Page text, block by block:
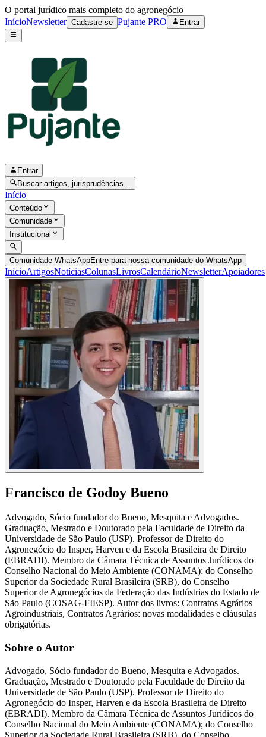
O portal jurídico mais completo do agronegócio
InícioNewsletter Cadastre-se Pujante PRO Entrar
Entrar
Buscar artigos, jurisprudências...
Início
Conteúdo
Comunidade
Institucional
Comunidade WhatsAppEntre para nossa comunidade do WhatsApp
InícioArtigosNotíciasColunasLivrosCalendárioNewsletterApoiadores
Francisco de Godoy Bueno
Advogado, Sócio fundador do Bueno, Mesquita e Advogados.
Graduação, Mestrado e Doutorado pela Faculdade de Direito da
Universidade de São Paulo (USP). Professor de Direito do
Agronegócio do Insper, Harven e da Escola Brasileira de Direito
(EBRADI). Membro da Câmara Técnica de Assuntos Jurídicos do
Conselho Nacional do Meio Ambiente (CONAMA); do Conselho
Superior da Sociedade Rural Brasileira (SRB), do Conselho
Superior de Agronegócios da Federação das Indústrias do Estado de
São Paulo (COSAG-FIESP). Autor dos livros: Contratos Agrários
Agroindustriais, Contratos Agrários: novas modalidades e cláusulas
obrigatórias.
Sobre o Autor
Advogado, Sócio fundador do Bueno, Mesquita e Advogados.
Graduação, Mestrado e Doutorado pela Faculdade de Direito da
Universidade de São Paulo (USP). Professor de Direito do
Agronegócio do Insper, Harven e da Escola Brasileira de Direito
(EBRADI). Membro da Câmara Técnica de Assuntos Jurídicos do
Conselho Nacional do Meio Ambiente (CONAMA); do Conselho
Superior da Sociedade Rural Brasileira (SRB), do Conselho